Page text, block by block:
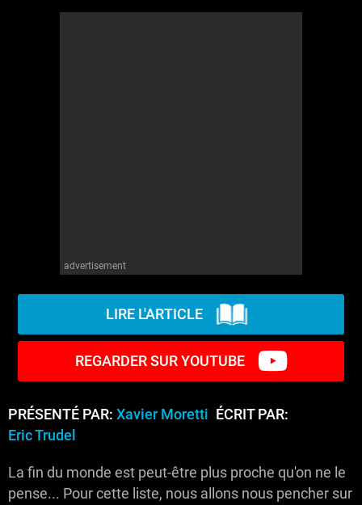
advertisement
LIRE L'ARTICLE
REGARDER SUR YOUTUBE
PRÉSENTÉ PAR: Xavier Moretti ÉCRIT PAR:
Eric Trudel
La fin du monde est peut-être plus proche qu'on ne le
pense... Pour cette liste, nous allons nous pencher sur